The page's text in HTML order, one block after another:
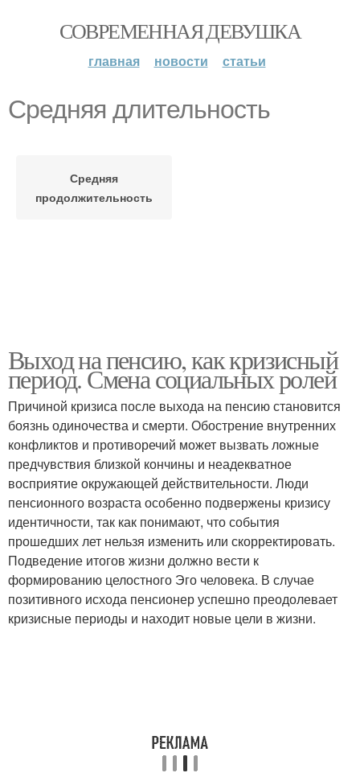
СОВРЕМЕННАЯ ДЕВУШКА
главная новости статьи
Средняя длительность
Средняя
продолжительность
Выход на пенсию, как кризисный
период. Смена социальных ролей
Причиной кризиса после выхода на пенсию становится
боязнь одиночества и смерти. Обострение внутренних
конфликтов и противоречий может вызвать ложные
предчувствия близкой кончины и неадекватное
восприятие окружающей действительности. Люди
пенсионного возраста особенно подвержены кризису
идентичности, так как понимают, что события
прошедших лет нельзя изменить или скорректировать.
Подведение итогов жизни должно вести к
формированию целостного Эго человека. В случае
позитивного исхода пенсионер успешно преодолевает
кризисные периоды и находит новые цели в жизни.